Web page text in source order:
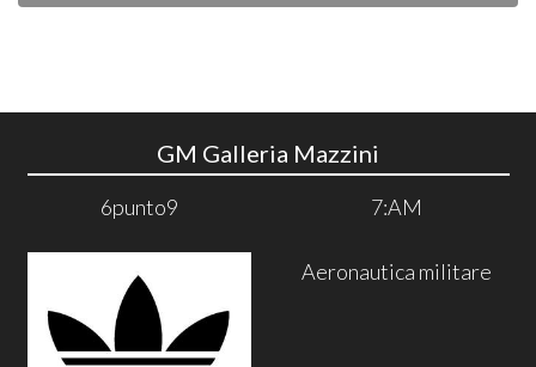
GM Galleria Mazzini
6punto9 7:AM
Aeronautica militare